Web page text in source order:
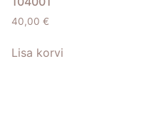
40,00 €
Lisa korvi